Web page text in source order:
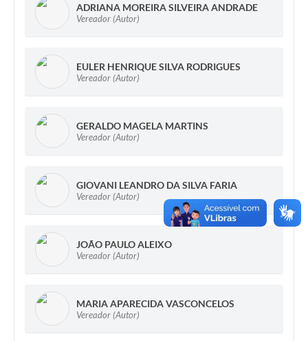
ADRIANA MOREIRA SILVEIRA ANDRADE
Vereador (Autor)
EULER HENRIQUE SILVA RODRIGUES
Vereador (Autor)
GERALDO MAGELA MARTINS
Vereador (Autor)
GIOVANI LEANDRO DA SILVA FARIA
Vereador (Autor)
JOÃO PAULO ALEIXO
Vereador (Autor)
MARIA APARECIDA VASCONCELOS
Vereador (Autor)